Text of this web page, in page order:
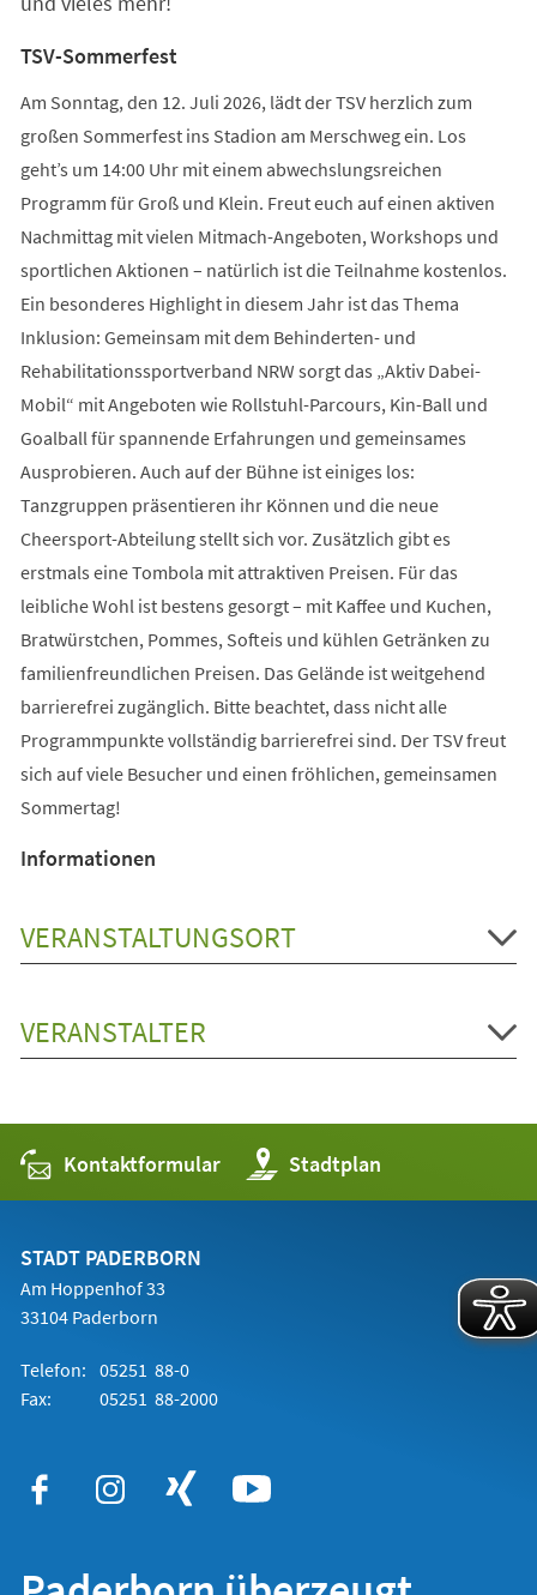
TSV-Sommerfest
Am Sonntag, den 12. Juli 2026, lädt der TSV herzlich zum
großen Sommerfest ins Stadion am Merschweg ein. Los
geht’s um 14:00 Uhr mit einem abwechslungsreichen
Programm für Groß und Klein. Freut euch auf einen aktiven
Nachmittag mit vielen Mitmach-Angeboten, Workshops und
sportlichen Aktionen – natürlich ist die Teilnahme kostenlos.
Ein besonderes Highlight in diesem Jahr ist das Thema
Inklusion: Gemeinsam mit dem Behinderten- und
Rehabilitationssportverband NRW sorgt das „Aktiv Dabei-
Mobil“ mit Angeboten wie Rollstuhl-Parcours, Kin-Ball und
Goalball für spannende Erfahrungen und gemeinsames
Ausprobieren. Auch auf der Bühne ist einiges los:
Tanzgruppen präsentieren ihr Können und die neue
Cheersport-Abteilung stellt sich vor. Zusätzlich gibt es
erstmals eine Tombola mit attraktiven Preisen. Für das
leibliche Wohl ist bestens gesorgt – mit Kaffee und Kuchen,
Bratwürstchen, Pommes, Softeis und kühlen Getränken zu
familienfreundlichen Preisen. Das Gelände ist weitgehend
barrierefrei zugänglich. Bitte beachtet, dass nicht alle
Programmpunkte vollständig barrierefrei sind. Der TSV freut
sich auf viele Besucher und einen fröhlichen, gemeinsamen
Sommertag!
Informationen
VERANSTALTUNGSORT
VERANSTALTER
Kontaktformular Stadtplan
(Öffnet
in
einem
STADT PADERBORN
Am Hoppenhof 33
33104 Paderborn
Telefon: 05251 88-0
Fax:
05251 88-2000